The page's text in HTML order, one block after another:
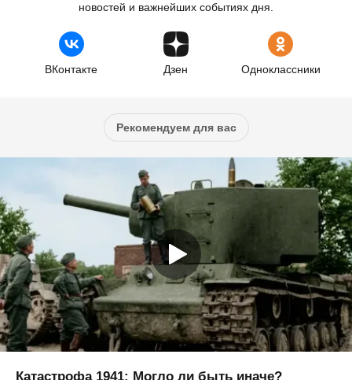
новостей и важнейших событиях дня.
ВКонтакте Дзен Одноклассники
Рекомендуем для вас
Катастрофа 1941: Могло ли быть иначе?